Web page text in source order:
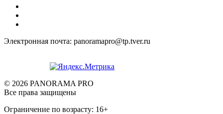
Электронная почта: panoramapro@tp.tver.ru
© 2026 PANORAMA PRO
Все права защищены
Ограничение по возрасту: 16+